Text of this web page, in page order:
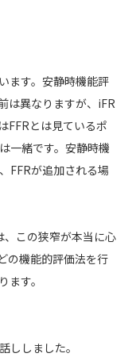
ます。安静時機能評
は異なりますが、iFR
FFRとは見ているポ
一緒です。安静時機
FFRが追加される場
、この狭窄が本当に心
の機能的評価法を行
す。
ししました。